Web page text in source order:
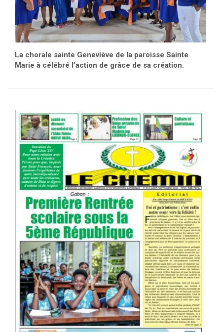
La chorale sainte Geneviève de la paroisse Sainte
Marie à célébré l’action de grâce de sa création.